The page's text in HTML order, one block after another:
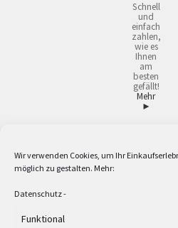
Wir verwenden Cookies, um Ihr
möglich zu gestalten. Mehr:
Datenschutz-
Funktional
Schnell
und
einfach
zahlen,
wie es
Ihnen
am
besten
gefällt!
Mehr
►
2 Lieferzeiten gelten mit Express-24.
Versandkostenfrei ab 59,90 €
Berufe zur Verwendung in der